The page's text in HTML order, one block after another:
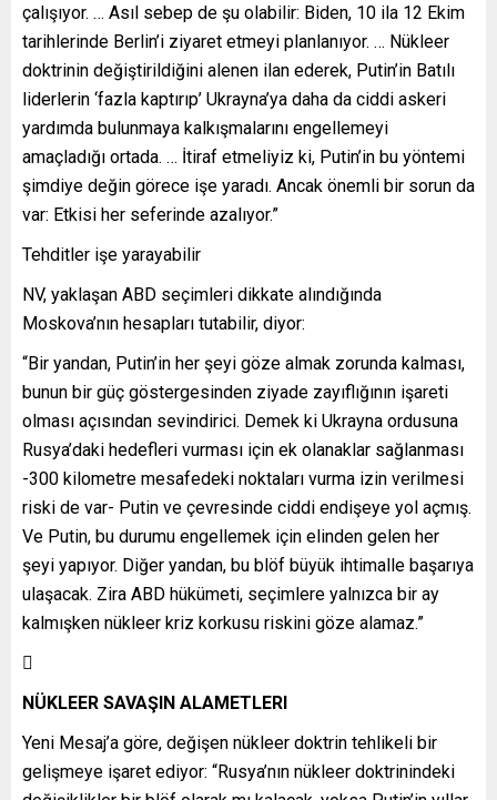
çalışıyor. … Asıl sebep de şu olabilir: Biden, 10 ila 12 Ekim
tarihlerinde Berlin’i ziyaret etmeyi planlanıyor. … Nükleer
doktrinin değiştirildiğini alenen ilan ederek, Putin’in Batılı
liderlerin ‘fazla kaptırıp’ Ukrayna’ya daha da ciddi askeri
yardımda bulunmaya kalkışmalarını engellemeyi
amaçladığı ortada. … İtiraf etmeliyiz ki, Putin’in bu yöntemi
şimdiye değin görece işe yaradı. Ancak önemli bir sorun da
var: Etkisi her seferinde azalıyor.”
Tehditler işe yarayabilir
NV, yaklaşan ABD seçimleri dikkate alındığında
Moskova’nın hesapları tutabilir, diyor:
“Bir yandan, Putin’in her şeyi göze almak zorunda kalması,
bunun bir güç göstergesinden ziyade zayıflığının işareti
olması açısından sevindirici. Demek ki Ukrayna ordusuna
Rusya’daki hedefleri vurması için ek olanaklar sağlanması
-300 kilometre mesafedeki noktaları vurma izin verilmesi
riski de var- Putin ve çevresinde ciddi endişeye yol açmış.
Ve Putin, bu durumu engellemek için elinden gelen her
şeyi yapıyor. Diğer yandan, bu blöf büyük ihtimalle başarıya
ulaşacak. Zira ABD hükümeti, seçimlere yalnızca bir ay
kalmışken nükleer kriz korkusu riskini göze alamaz.”

NÜKLEER SAVAŞIN ALAMETLERI
Yeni Mesaj’a göre, değişen nükleer doktrin tehlikeli bir
gelişmeye işaret ediyor: “Rusya’nın nükleer doktrinindeki